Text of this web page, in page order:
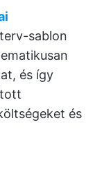
sablon
és így
és